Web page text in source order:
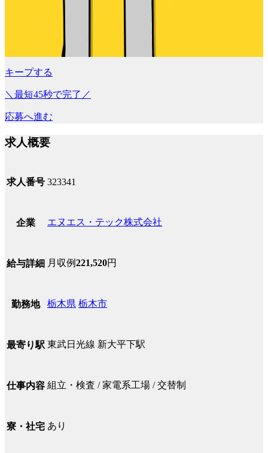
キープする
＼最短45秒で完了／
応募へ進む
求人概要
求人番号 323341
企業 エヌエス・テック株式会社
給与詳細 月収例221,520円
勤務地 栃木県 栃木市
最寄り駅 東武日光線 新大平下駅
仕事内容 組立・検査 / 家電系工場 / 交替制
寮・社宅 あり